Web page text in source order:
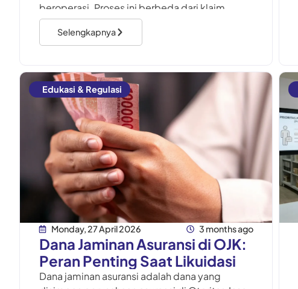
beroperasi. Proses ini berbeda dari klaim
normal karena seluruh kewenangan berpindah
dari perusahaan
Selengkapnya
Edukasi & Regulasi
Monday, 27 April 2026 3 months ago
Dana Jaminan Asuransi di OJK:
Peran Penting Saat Likuidasi
Dana jaminan asuransi adalah dana yang